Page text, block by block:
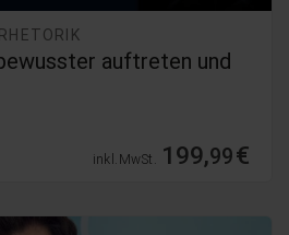
auftreten und
inkl. MwSt. 199,99€